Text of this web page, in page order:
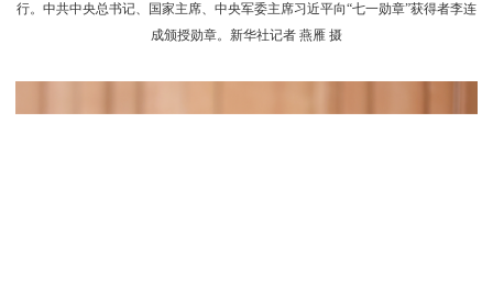
行。中共中央总书记、国家主席、中央军委主席习近平向“七一勋章”获得者李连
成颁授勋章。新华社记者 燕雁 摄